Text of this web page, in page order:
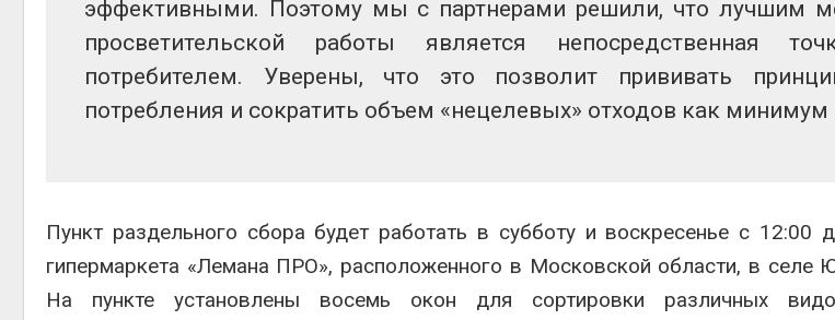
эффективными. Поэтому мы с партнерами решили, что лучшим
просветительской работы является непосредственная
потребителем. Уверены, что это позволит прививать
потребления и сократить объем «нецелевых» отходов как минимум
Пункт раздельного сбора будет работать в субботу и воскресенье с 12:00
гипермаркета «Лемана ПРО», расположенного в Московской области, в селе
На пункте установлены восемь окон для сортировки различных